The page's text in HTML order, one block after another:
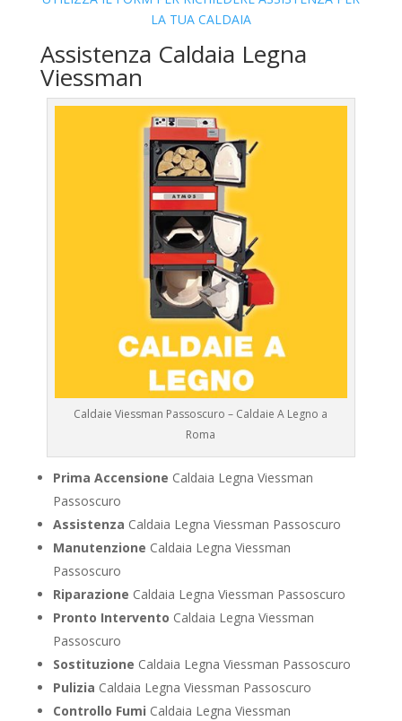
LA TUA CALDAIA
Assistenza Caldaia Legna
Viessman
Caldaie Viessman Passoscuro – Caldaie A Legno a
Roma
Prima Accensione Caldaia Legna Viessman
Passoscuro
Assistenza Caldaia Legna Viessman Passoscuro
Manutenzione Caldaia Legna Viessman
Passoscuro
Riparazione Caldaia Legna Viessman Passoscuro
Pronto Intervento Caldaia Legna Viessman
Passoscuro
Sostituzione Caldaia Legna Viessman Passoscuro
Pulizia Caldaia Legna Viessman Passoscuro
Controllo Fumi Caldaia Legna Viessman